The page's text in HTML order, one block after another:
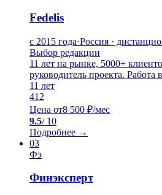
Fedelis
с 2015 года·Россия ·
Выбор редакции
11 лет на рынке, 5000+
руководитель проекта. Работа
11 лет
412
Цена от8 500 ₽/мес
9.5/ 10
Подробнее →
03
Фэ
Финэксперт